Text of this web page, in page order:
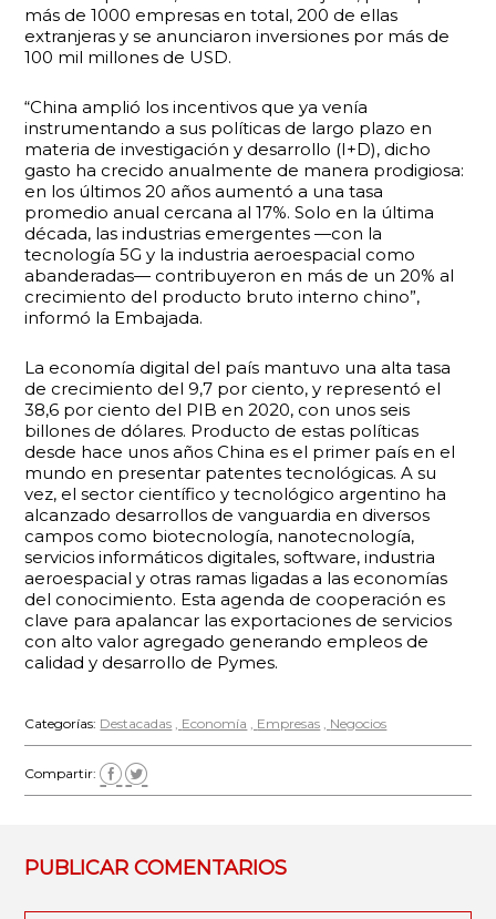
más de 1000 empresas en total, 200 de ellas
extranjeras y se anunciaron inversiones por más de
100 mil millones de USD.
“China amplió los incentivos que ya venía
instrumentando a sus políticas de largo plazo en
materia de investigación y desarrollo (I+D), dicho
gasto ha crecido anualmente de manera prodigiosa:
en los últimos 20 años aumentó a una tasa
promedio anual cercana al 17%. Solo en la última
década, las industrias emergentes —con la
tecnología 5G y la industria aeroespacial como
abanderadas— contribuyeron en más de un 20% al
crecimiento del producto bruto interno chino”,
informó la Embajada.
La economía digital del país mantuvo una alta tasa
de crecimiento del 9,7 por ciento, y representó el
38,6 por ciento del PIB en 2020, con unos seis
billones de dólares. Producto de estas políticas
desde hace unos años China es el primer país en el
mundo en presentar patentes tecnológicas. A su
vez, el sector científico y tecnológico argentino ha
alcanzado desarrollos de vanguardia en diversos
campos como biotecnología, nanotecnología,
servicios informáticos digitales, software, industria
aeroespacial y otras ramas ligadas a las economías
del conocimiento. Esta agenda de cooperación es
clave para apalancar las exportaciones de servicios
con alto valor agregado generando empleos de
calidad y desarrollo de Pymes.
Categorías: Destacadas Economía Empresas Negocios
Compartir:
PUBLICAR COMENTARIOS